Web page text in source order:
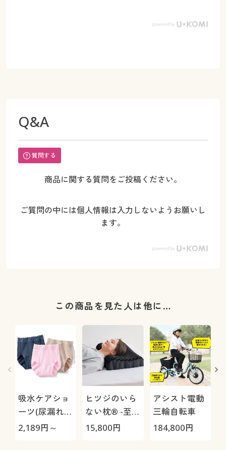
Q&A
質問する
商品に関する質問をご投稿ください。
ご質問の中には個人情報は入力しないようお願いし
ます。
この商品を見た人は他に…
吸水ケアショ
ーツ(尿漏れケ
アパンツ・～
2,189円～
ヒツジのいら
ない枕® -至
極-
15,800円
アシスト電動
三輪自転車
184,800円